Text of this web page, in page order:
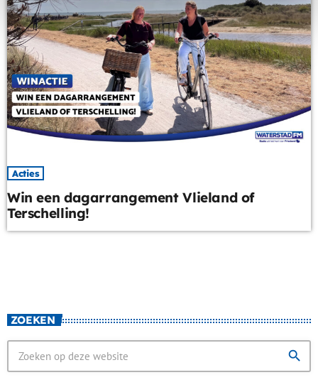
Acties
Win een dagarrangement Vlieland of
Terschelling!
ZOEKEN
search